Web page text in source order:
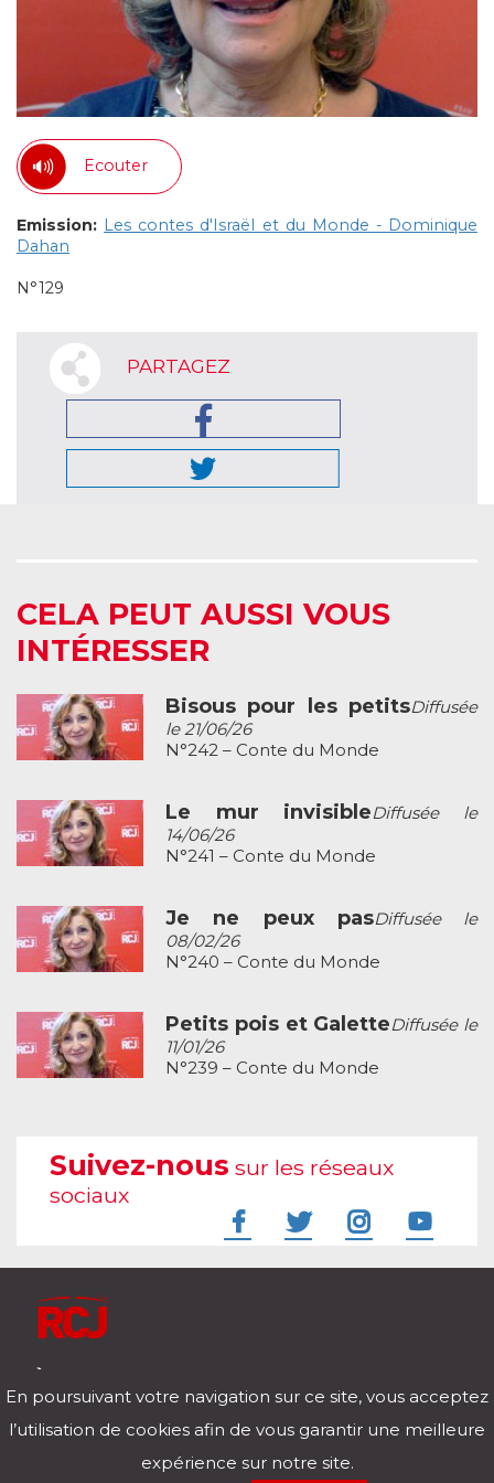
Ecouter
Emission: Les contes d'Israël et du Monde - Dominique
Dahan
N°129
PARTAGEZ
CELA PEUT AUSSI VOUS
INTÉRESSER
Bisous pour les petitsDiffusée
le 21/06/26
N°242 – Conte du Monde
Le mur invisibleDiffusée le
14/06/26
N°241 – Conte du Monde
Je ne peux pasDiffusée le
08/02/26
N°240 – Conte du Monde
Petits pois et GaletteDiffusée le
11/01/26
N°239 – Conte du Monde
Suivez-nous sur les réseaux
sociaux
Télécharger notre application pour iOs et Android
En poursuivant votre navigation sur ce site, vous acceptez
l’utilisation de cookies afin de vous garantir une meilleure
expérience sur notre site.